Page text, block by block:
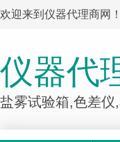
欢迎来到仪器代理商网！
仪器代
盐雾试验箱,色差仪